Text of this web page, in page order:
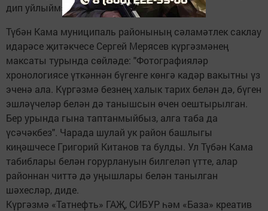
дип уйлыйм», – диде Рамил Хәмзович.
Түбән Кама муниципаль районының сәламәтлек саклау
идарәсе җитәкчесе Сергей Мерясев күргәзмәнең
максаты турында сөйләде: "Фотографияләр
хронологиясе үткәннән бүгенге көнгә кадәр вакытны үз
эченә ала. Күргәзмә безнең халык тарих белән дә, бүген
эшләүчеләр белән дә танышсын өчен оештырылган.
Бер урында гына таптанмыйбыз, алга таба да
үсәчәкбез". Чарада шулай ук район башлыгы
киңәшчесе Григорий Китанов та булды. Ул Түбән Кама
табиблары белән горурлануын билгеләп үтте, алар
районнан читтә дә уңышлары белән танылган
шәхесләр, диде.
Күргәзмә «Татнефть» ГАҖ, СИБУР һәм «База» креатив